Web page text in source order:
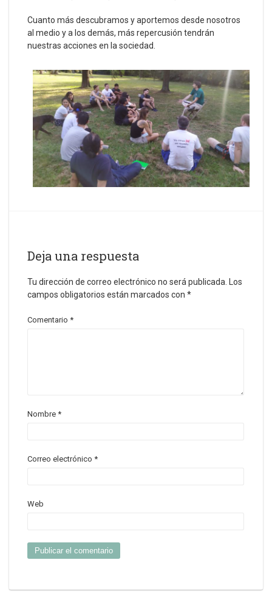
Cuanto más descubramos y aportemos desde nosotros
al medio y a los demás, más repercusión tendrán
nuestras acciones en la sociedad.
Deja una respuesta
Tu dirección de correo electrónico no será publicada.
Los
campos obligatorios están marcados con *
Comentario *
Nombre *
Correo electrónico *
Web